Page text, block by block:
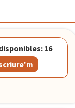
16